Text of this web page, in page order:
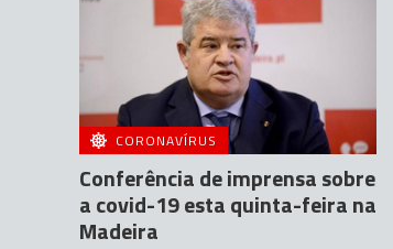
CORONAVÍRUS
Conferência de imprensa sobre
a covid-19 esta quinta-feira na
Madeira